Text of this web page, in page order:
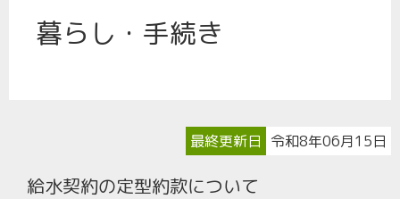
暮らし・手続き
最終更新日 令和8年06月15日
給水契約の定型約款について